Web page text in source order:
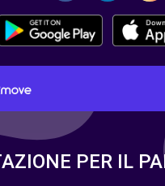
PER IL